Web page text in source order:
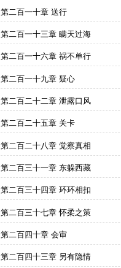
第二百一十章 送行
第二百一十三章 瞒天过海
第二百一十六章 祸不单行
第二百一十九章 疑心
第二百二十二章 泄露口风
第二百二十五章 关卡
第二百二十八章 觉察真相
第二百三十一章 东躲西藏
第二百三十四章 环环相扣
第二百三十七章 怀柔之策
第二百四十章 会审
第二百四十三章 另有隐情